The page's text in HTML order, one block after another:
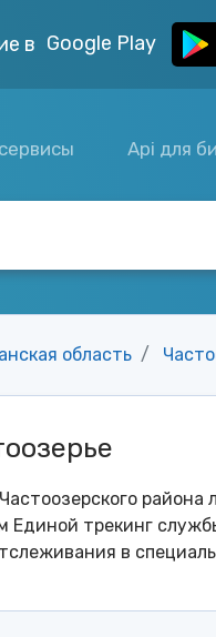
в Google Play
Api для
область
района
Единой трекинг
в